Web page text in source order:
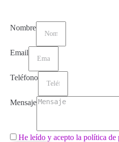
Nombre
Email
Teléfono
Mensaje
He leído y acepto la política de